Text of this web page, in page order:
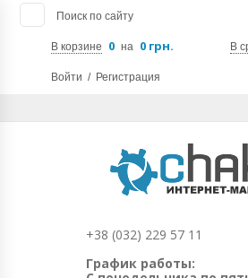
Поиск по сайту
В корзине 0 на 0 грн. В
Войти / Регистрация
+38 (032) 229 57 11
График работы: